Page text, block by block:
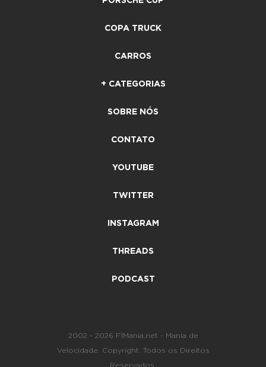
COPA TRUCK
CARROS
+ CATEGORIAS
SOBRE NÓS
CONTATO
YOUTUBE
TWITTER
INSTAGRAM
THREADS
PODCAST
2002 - 2026 F1Mania.net - Mania de
Velocidade. Copyright. Todos os Direitos
Reservados.